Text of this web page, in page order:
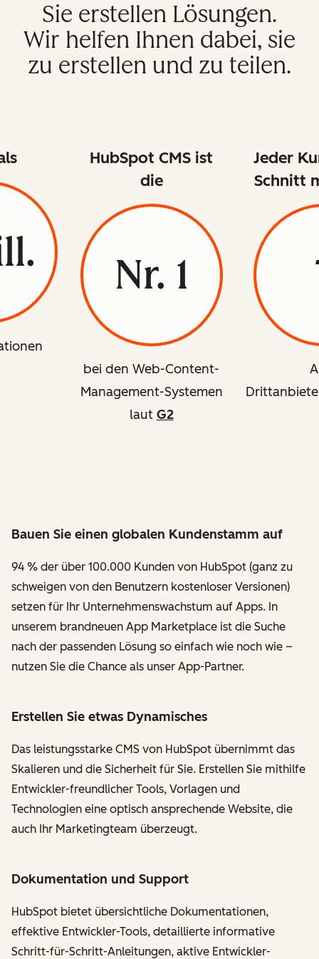
Sie erstellen Lösungen.
Wir helfen Ihnen dabei, sie
zu erstellen und zu teilen.
HubSpot CMS ist
die
Nr. 1
bei den Web-Content-
Management-Systemen
laut G2
Jeder
Schnitt
Bauen Sie einen globalen Kundenstamm auf
94 % der über 100.000 Kunden von HubSpot (ganz zu
schweigen von den Benutzern kostenloser Versionen)
setzen für Ihr Unternehmenswachstum auf Apps. In
unserem brandneuen App Marketplace ist die Suche
nach der passenden Lösung so einfach wie noch wie –
nutzen Sie die Chance als unser App-Partner.
Erstellen Sie etwas Dynamisches
Das leistungsstarke CMS von HubSpot übernimmt das
Skalieren und die Sicherheit für Sie. Erstellen Sie mithilfe
Entwickler-freundlicher Tools, Vorlagen und
Technologien eine optisch ansprechende Website, die
auch Ihr Marketingteam überzeugt.
Dokumentation und Support
HubSpot bietet übersichtliche Dokumentationen,
effektive Entwickler-Tools, detaillierte informative
Schritt-für-Schritt-Anleitungen, aktive Entwickler-